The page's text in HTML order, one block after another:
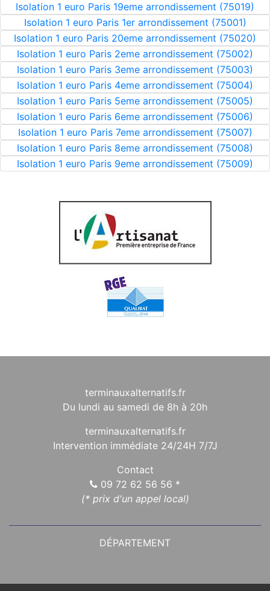
Isolation 1 euro Paris 19eme arrondissement (75019)
Isolation 1 euro Paris 1er arrondissement (75001)
Isolation 1 euro Paris 20eme arrondissement (75020)
Isolation 1 euro Paris 2eme arrondissement (75002)
Isolation 1 euro Paris 3eme arrondissement (75003)
Isolation 1 euro Paris 4eme arrondissement (75004)
Isolation 1 euro Paris 5eme arrondissement (75005)
Isolation 1 euro Paris 6eme arrondissement (75006)
Isolation 1 euro Paris 7eme arrondissement (75007)
Isolation 1 euro Paris 8eme arrondissement (75008)
Isolation 1 euro Paris 9eme arrondissement (75009)
terminauxalternatifs.fr
Du lundi au samedi de 8h à 20h
terminauxalternatifs.fr
Intervention immédiate 24/24H 7/7J
Contact
09 72 62 56 56 *
(* prix d'un appel local)
DÉPARTEMENT